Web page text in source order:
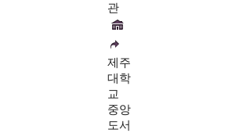
관
제주
대학
교
중앙
도서